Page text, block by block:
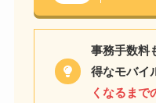
事務手数料
得なモバイ
くなるまで